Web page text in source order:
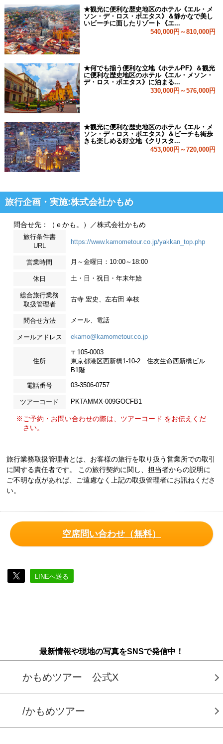
★観光に便利な歴史地区のホテル《エル・メ
ソン・デ・ロス・ポエタス》＆静かなで美し
いビーチに面したリゾート《エ...
540,000円～810,000円
★何でも揃う便利な立地《ホテルPF》＆観光
に便利な歴史地区のホテル《エル・メソン・
デ・ロス・ポエタス》に泊まる...
330,000円～576,000円
★観光に便利な歴史地区のホテル《エル・メ
ソン・デ・ロス・ポエタス》＆ビーチも街歩
きも楽しめる好立地《クリスタ...
453,000円～720,000円
旅行企画・実施:株式会社かもめ
問合せ先：（ｅかも。）／株式会社かもめ
旅行条件書
URL
https://www.kamometour.co.jp/yakkan_top.php
営業時間 月～金曜日：10:00～18:00
休日 土・日・祝日・年末年始
総合旅行業務
取扱管理者
古寺 宏史、左右田 幸枝
問合せ方法 メール、電話
メールアドレス ekamo@kamometour.co.jp
住所
〒105-0003
東京都港区西新橋1-10-2 住友生命西新橋ビル
B1階
電話番号 03-3506-0757
ツアーコード PKTAMMX-009GOCFB1
※ご予約・お問い合わせの際は、ツアーコード をお伝えくだ
さい。
旅行業務取扱管理者とは、お客様の旅行を取り扱う営業所での取引
に関する責任者です。 この旅行契約に関し、担当者からの説明に
ご不明な点があれば、ご遠慮なく上記の取扱管理者にお訊ねくださ
い。
空席問い合わせ（無料）
LINEへ送る
最新情報や現地の写真をSNSで発信中！
かもめツアー 公式X
/かもめツアー